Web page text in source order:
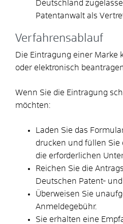
Deutschland
Patentanwalt als
Verfahrensablauf
Die Eintragung einer Marke
oder elektronisch
Wenn Sie die Eintragung
möchten:
Laden Sie das
drucken und füllen Sie
die erforderlichen
Reichen Sie die
Deutschen Patent-
Überweisen Sie
Anmeldegebühr.
Sie erhalten eine